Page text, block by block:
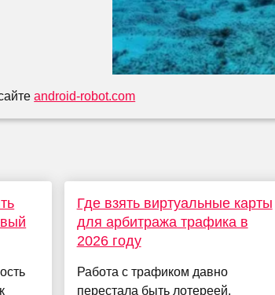
android-robot.com
Где взять виртуальные карты
для арбитража трафика в
2026 году
Работа с трафиком давно
перестала быть лотереей,